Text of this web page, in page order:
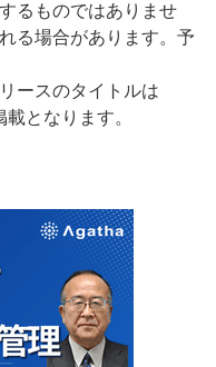
るものではありませ
る場合があります。予
ースのタイトルは
となります。